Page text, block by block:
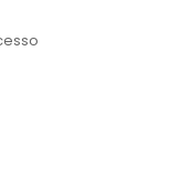
para
intuitiva,
Além disso,